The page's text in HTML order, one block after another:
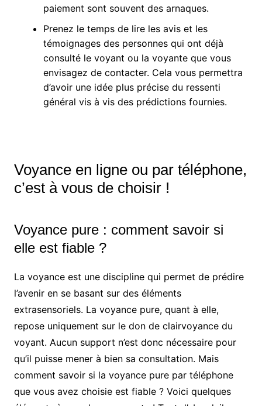
paiement sont souvent des arnaques.
Prenez le temps de lire les avis et les
témoignages des personnes qui ont déjà
consulté le voyant ou la voyante que vous
envisagez de contacter. Cela vous permettra
d’avoir une idée plus précise du ressenti
général vis à vis des prédictions fournies.
Voyance en ligne ou par téléphone,
c’est à vous de choisir !
Voyance pure : comment savoir si
elle est fiable ?
La voyance est une discipline qui permet de prédire
l’avenir en se basant sur des éléments
extrasensoriels. La voyance pure, quant à elle,
repose uniquement sur le don de clairvoyance du
voyant. Aucun support n’est donc nécessaire pour
qu’il puisse mener à bien sa consultation. Mais
comment savoir si la voyance pure par téléphone
que vous avez choisie est fiable ? Voici quelques